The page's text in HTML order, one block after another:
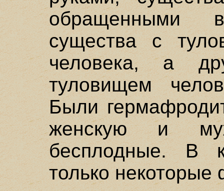
обращенными
существа с
человека, а
туловищем
Были
женскую и
бесплодные. В
только